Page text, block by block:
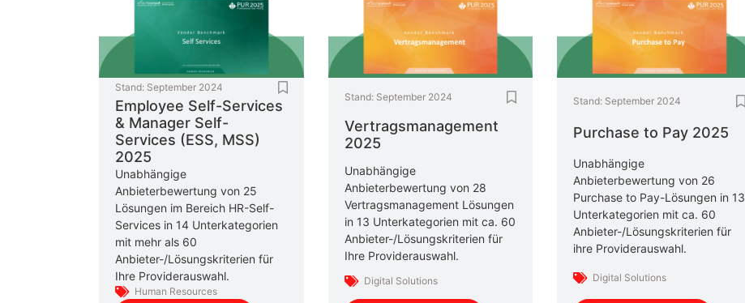
Stand: September 2024
Employee Self-Services
& Manager Self-
Services (ESS, MSS)
2025
Unabhängige
Anbieterbewertung von 25
Lösungen im Bereich HR-Self-
Services in 14 Unterkategorien
mit mehr als 60
Anbieter-/Lösungskriterien für
Ihre Providerauswahl.
Human Resources
Stand: September 2024
Vertragsmanagement
2025
Unabhängige
Anbieterbewertung von 28
Vertragsmanagement Lösungen
in 13 Unterkategorien mit ca. 60
Anbieter-/Lösungskriterien für
Ihre Providerauswahl.
Digital Solutions
Stand: September 2024
Purchase to Pay 2025
Unabhängige
Anbieterbewertung von 26
Purchase to Pay-Lösungen in 13
Unterkategorien mit ca. 60
Anbieter-/Lösungskriterien für
ihre Providerauswahl.
Digital Solutions